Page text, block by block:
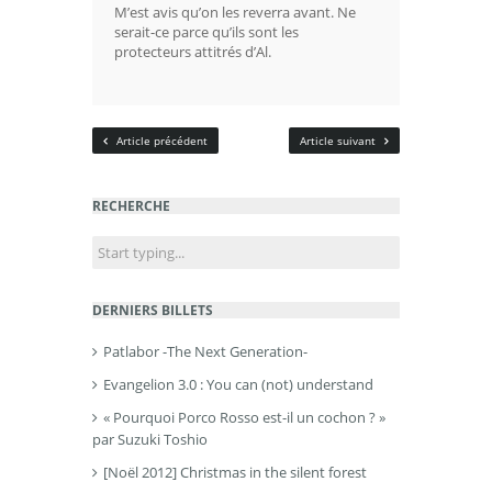
M’est avis qu’on les reverra avant. Ne
serait-ce parce qu’ils sont les
protecteurs attitrés d’Al.
Article suivant
Article précédent
RECHERCHE
DERNIERS BILLETS
Patlabor -The Next Generation-
Evangelion 3.0 : You can (not) understand
« Pourquoi Porco Rosso est-il un cochon ? »
par Suzuki Toshio
[Noël 2012] Christmas in the silent forest